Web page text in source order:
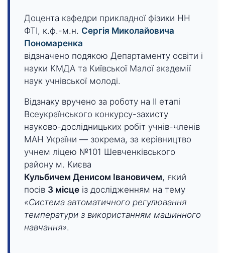
Доцента кафедри прикладної фізики НН
ФТІ, к.ф.-м.н. Сергія Миколайовича
Пономаренка
відзначено подякою Департаменту освіти і
науки КМДА та Київської Малої академії
наук учнівської молоді.
Відзнаку вручено за роботу на ІІ етапі
Всеукраїнського конкурсу-захисту
науково-дослідницьких робіт учнів-членів
МАН України — зокрема, за керівництво
учнем ліцею №101 Шевченківського
району м. Києва
Кульбичем Денисом Івановичем, який
посів 3 місце із дослідженням на тему
«Система автоматичного регулювання
температури з використанням машинного
навчання».